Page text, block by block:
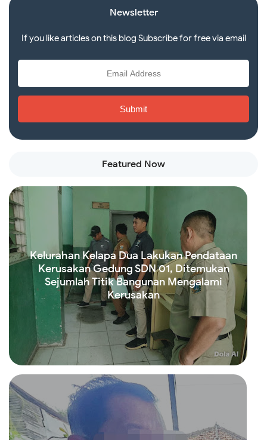
Newsletter
If you like articles on this blog Subscribe for free via email
Featured Now
Kelurahan Kelapa Dua Lakukan Pendataan
Kerusakan Gedung SDN 01, Ditemukan
Sejumlah Titik Bangunan Mengalami
Kerusakan
Read more